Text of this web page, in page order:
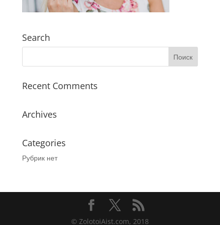
Search
Recent Comments
Archives
Categories
Рубрик нет
© ZolotoiAist.com, 2018